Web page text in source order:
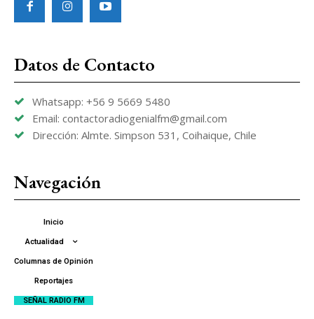
Datos de Contacto
Whatsapp: +56 9 5669 5480
Email: contactoradiogenialfm@gmail.com
Dirección: Almte. Simpson 531, Coihaique, Chile
Navegación
Inicio
Actualidad
Columnas de Opinión
Reportajes
SEÑAL RADIO FM